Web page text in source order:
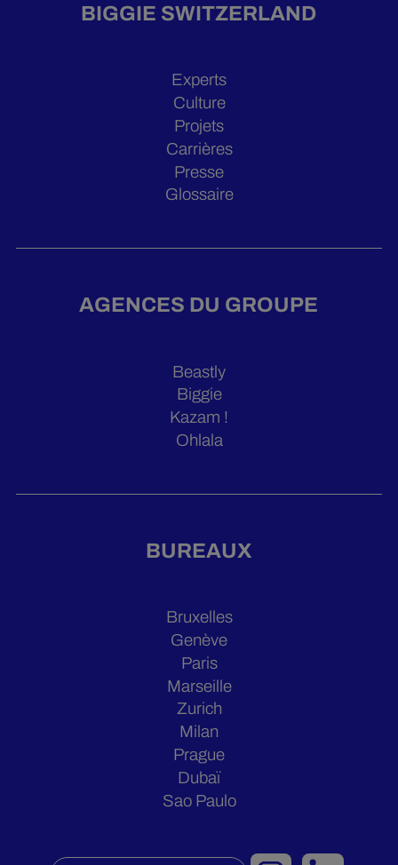
BIGGIE SWITZERLAND
Experts
Culture
Projets
Carrières
Presse
Glossaire
AGENCES DU GROUPE
Beastly
Biggie
Kazam !
Ohlala
BUREAUX
Bruxelles
Genève
Paris
Marseille
Zurich
Milan
Prague
Dubaï
Sao Paulo